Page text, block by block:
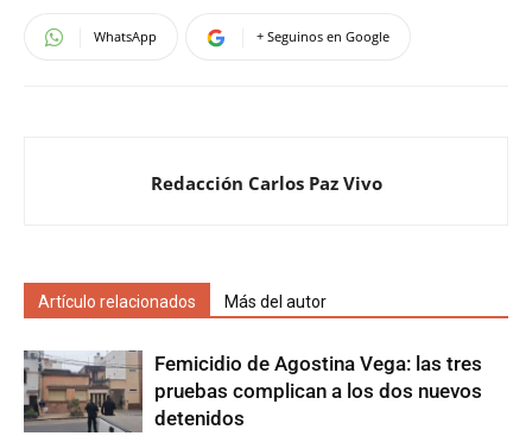
WhatsApp + Seguinos en Google
Redacción Carlos Paz Vivo
Artículo relacionados Más del autor
Femicidio de Agostina Vega: las tres
pruebas complican a los dos nuevos
detenidos